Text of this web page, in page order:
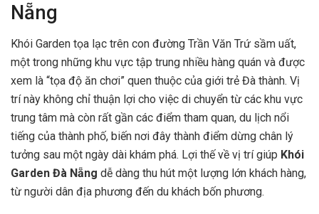
Nẵng
Khói Garden tọa lạc trên con đường Trần Văn Trứ sầm uất,
một trong những khu vực tập trung nhiều hàng quán và được
xem là “tọa độ ăn chơi” quen thuộc của giới trẻ Đà thành. Vị
trí này không chỉ thuận lợi cho việc di chuyển từ các khu vực
trung tâm mà còn rất gần các điểm tham quan, du lịch nổi
tiếng của thành phố, biến nơi đây thành điểm dừng chân lý
tưởng sau một ngày dài khám phá. Lợi thế về vị trí giúp Khói
Garden Đà Nẵng dễ dàng thu hút một lượng lớn khách hàng,
từ người dân địa phương đến du khách bốn phương.